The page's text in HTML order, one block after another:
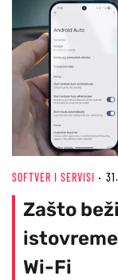
SOFTVER I SERVISI
Zašto
Wi-Fi